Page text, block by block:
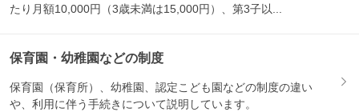
たり月額10,000円（3歳未満は15,000円）、第3子以...
保育園・幼稚園などの制度
保育園（保育所）、幼稚園、認定こども園などの制度の違い
や、利用に伴う手続きについて説明しています。